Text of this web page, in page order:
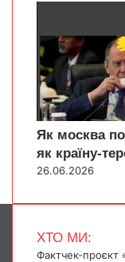
Як москва
як країну-
26.06.2026
ХТО МИ:
Фактчек-проєкт